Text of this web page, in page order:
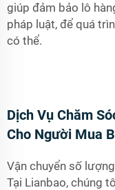
giúp đảm bảo lô
pháp luật, để quá
có thể.
Dịch Vụ Chăm
Cho Người Mua
Vận chuyển số
Tại Lianbao, chúng